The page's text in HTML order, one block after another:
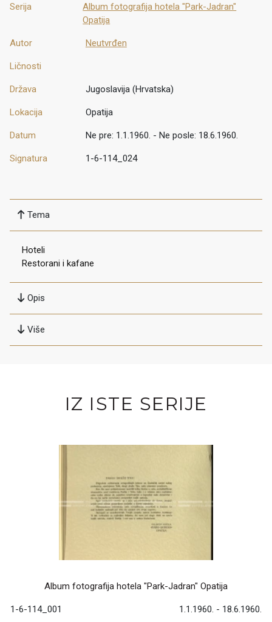
Serija
Album fotografija hotela "Park-Jadran"
Opatija
Autor Neutvrđen
Ličnosti
Država Jugoslavija (Hrvatska)
Lokacija Opatija
Datum Ne pre: 1.1.1960. - Ne posle: 18.6.1960.
Signatura 1-6-114_024
Tema
Hoteli
Restorani i kafane
Opis
Više
IZ ISTE SERIJE
Album fotografija hotela "Park-Jadran" Opatija
1-6-114_001 1.1.1960. - 18.6.1960.